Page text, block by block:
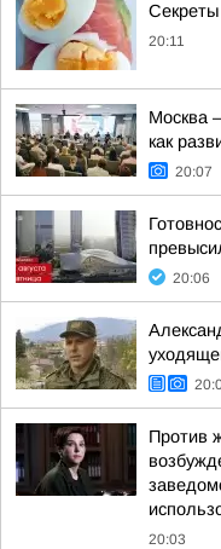
Секреты
20:11
Москва
как
20:07
20:06
Против
20:03